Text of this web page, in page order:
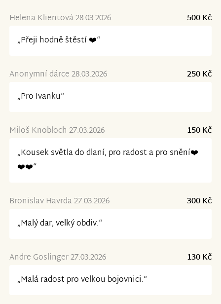
Helena Klientová 28.03.2026
500 Kč
„Přeji hodně štěstí ❤️“
Anonymní dárce 28.03.2026
250 Kč
„Pro Ivanku“
Miloš Knobloch 27.03.2026
150 Kč
„Kousek světla do dlaní, pro radost a pro snění❤️
❤️❤️“
Bronislav Havrda 27.03.2026
300 Kč
„Malý dar, velký obdiv.“
Andre Goslinger 27.03.2026
130 Kč
„Malá radost pro velkou bojovnici.“